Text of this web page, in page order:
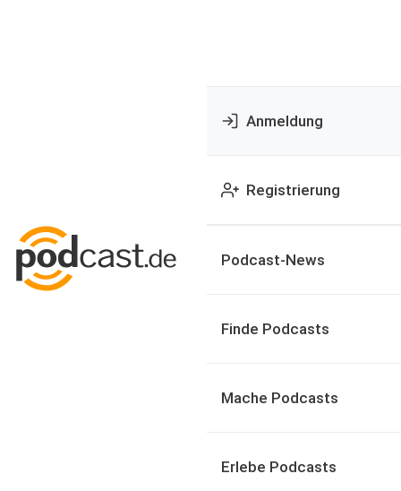
Anmeldung
Registrierung
Podcast-News
Finde Podcasts
Mache Podcasts
Erlebe Podcasts